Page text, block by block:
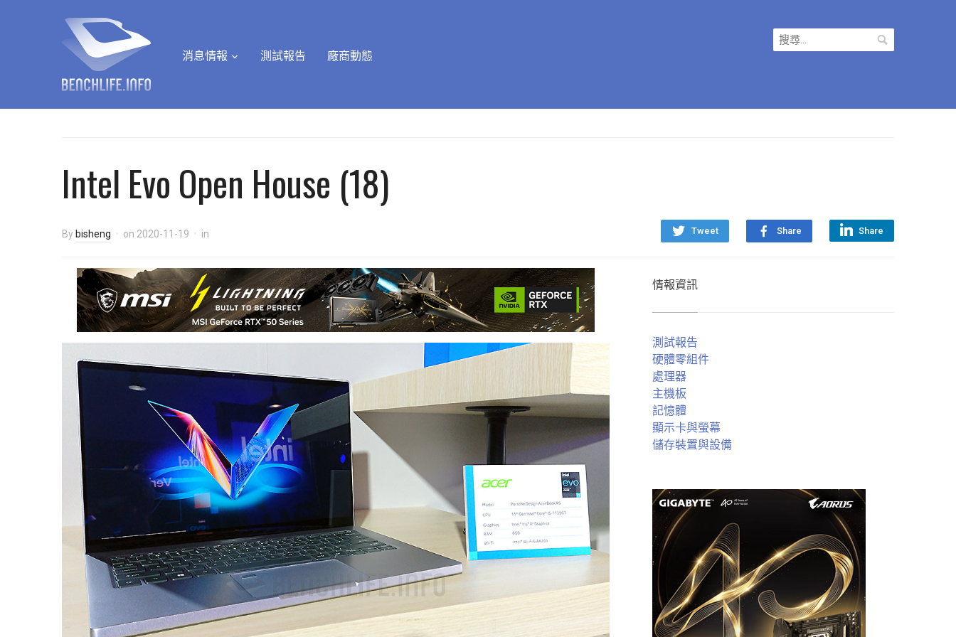
消息情報 測試報告 廠商動態
搜
尋
Intel Evo Open House (18)
Tweet Share Share
By bisheng on 2020-11-19 in
情報資訊
測試報告
硬體零組件
處理器
主機板
記憶體
顯示卡與螢幕
儲存裝置與設備